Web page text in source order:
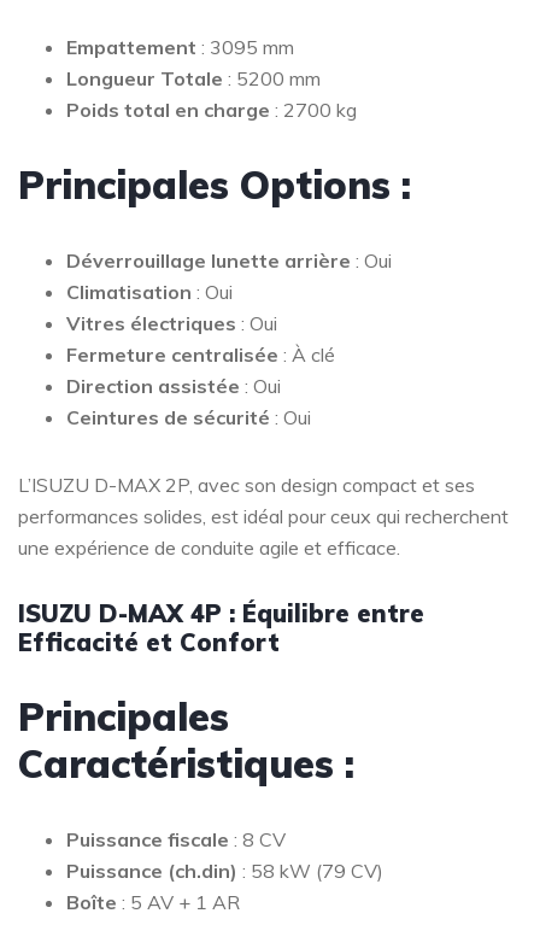
Empattement : 3095 mm
Longueur Totale : 5200 mm
Poids total en charge : 2700 kg
Principales Options :
Déverrouillage lunette arrière : Oui
Climatisation : Oui
Vitres électriques : Oui
Fermeture centralisée : À clé
Direction assistée : Oui
Ceintures de sécurité : Oui
L’ISUZU D-MAX 2P, avec son design compact et ses
performances solides, est idéal pour ceux qui recherchent
une expérience de conduite agile et efficace.
ISUZU D-MAX 4P : Équilibre entre
Efficacité et Confort
Principales
Caractéristiques :
Puissance fiscale : 8 CV
Puissance (ch.din) : 58 kW (79 CV)
Boîte : 5 AV + 1 AR